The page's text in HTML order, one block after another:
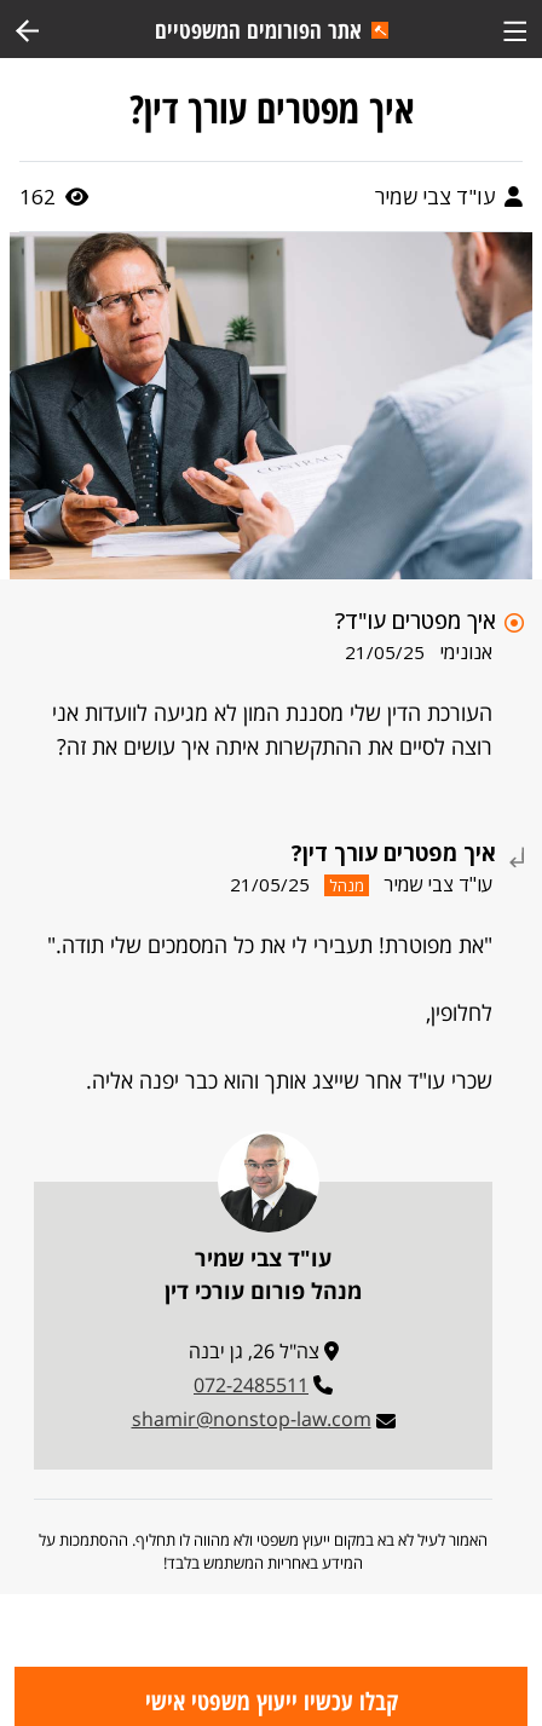
אתר הפורומים המשפטיים
איך מפטרים עורך דין?
עו"ד צבי שמיר 162
איך מפטרים עו"ד?
אנונימי 21/05/25
העורכת הדין שלי מסננת המון לא מגיעה לוועדות אני
רוצה לסיים את ההתקשרות איתה איך עושים את זה?
איך מפטרים עורך דין?
עו"ד צבי שמיר מנהל 21/05/25
"את מפוטרת! תעבירי לי את כל המסמכים שלי תודה."
לחלופין,
שכרי עו"ד אחר שייצג אותך והוא כבר יפנה אליה.
עו"ד צבי שמיר
מנהל פורום עורכי דין
צה"ל 26, גן יבנה
072-2485511
shamir@nonstop-law.com
האמור לעיל לא בא במקום ייעוץ משפטי ולא מהווה לו תחליף. ההסתמכות על
המידע באחריות המשתמש בלבד!
קבלו עכשיו ייעוץ משפטי אישי